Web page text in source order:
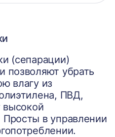
(сепарации)
позволяют убрать
влагу из
ПВД,
высокой
в управлении